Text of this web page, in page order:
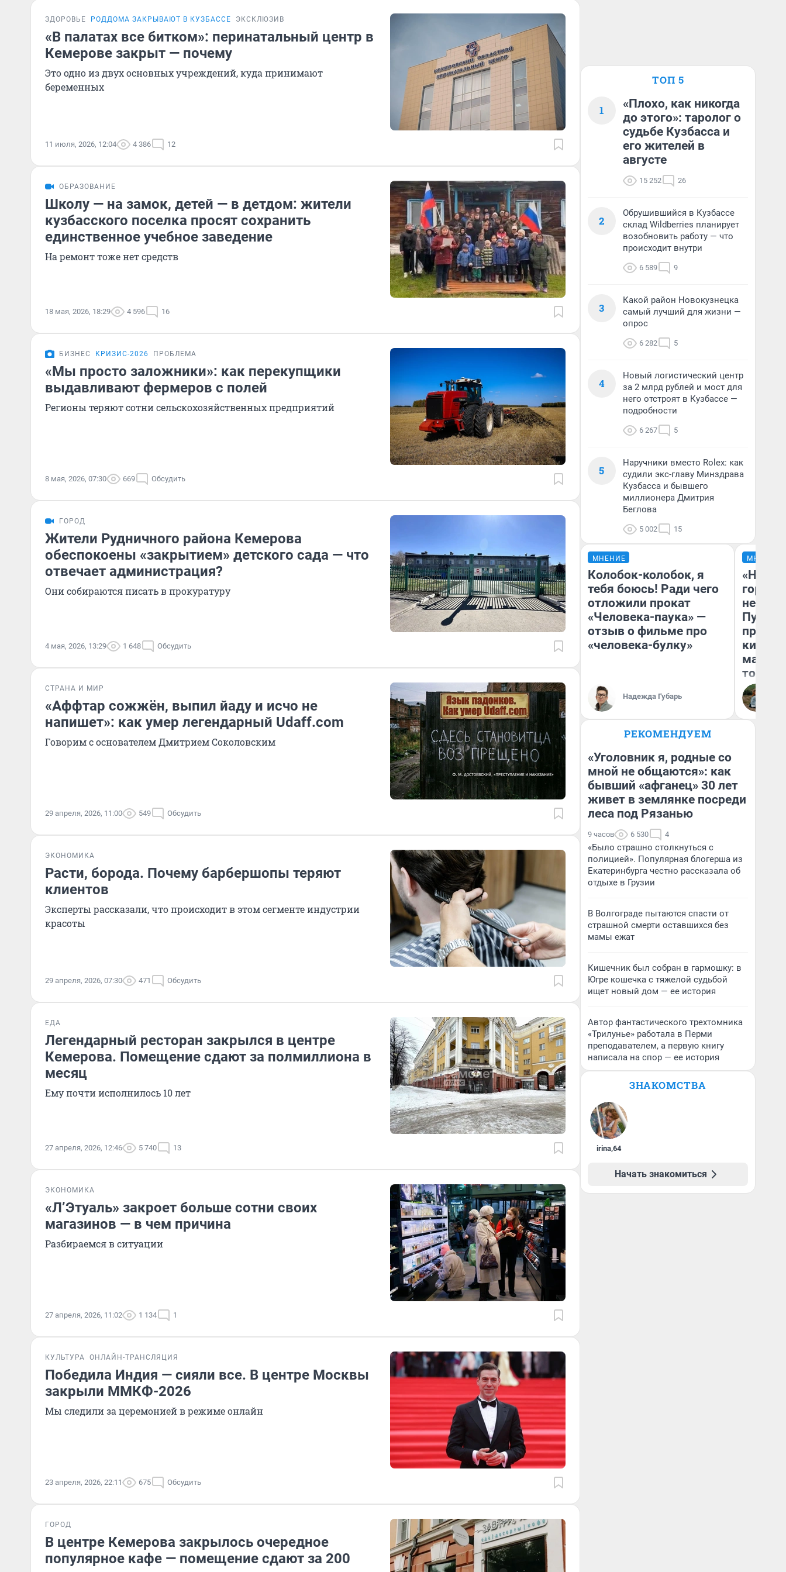
ЗДОРОВЬЕ РОДДОМА ЗАКРЫВАЮТ В КУЗБАССЕ ЭКСКЛЮЗИВ
«В палатах все битком»: перинатальный центр в
Кемерове закрыт — почему
Это одно из двух основных учреждений, куда принимают
беременных
11 июля, 2026, 12:04 4 386 12
ОБРАЗОВАНИЕ
Школу — на замок, детей — в детдом: жители
кузбасского поселка просят сохранить
единственное учебное заведение
На ремонт тоже нет средств
18 мая, 2026, 18:29 4 596 16
БИЗНЕС КРИЗИС-2026 ПРОБЛЕМА
«Мы просто заложники»: как перекупщики
выдавливают фермеров с полей
Регионы теряют сотни сельскохозяйственных предприятий
8 мая, 2026, 07:30 669 Обсудить
ГОРОД
Жители Рудничного района Кемерова
обеспокоены «закрытием» детского сада — что
отвечает администрация?
Они собираются писать в прокуратуру
4 мая, 2026, 13:29 1 648 Обсудить
СТРАНА И МИР
«Аффтар сожжён, выпил йаду и исчо не
напишет»: как умер легендарный Udaff.com
Говорим с основателем Дмитрием Соколовским
29 апреля, 2026, 11:00 549 Обсудить
ЭКОНОМИКА
Расти, борода. Почему барбершопы теряют
клиентов
Эксперты рассказали, что происходит в этом сегменте индустрии
красоты
29 апреля, 2026, 07:30 471 Обсудить
ЕДА
Легендарный ресторан закрылся в центре
Кемерова. Помещение сдают за полмиллиона в
месяц
Ему почти исполнилось 10 лет
27 апреля, 2026, 12:46 5 740 13
ЭКОНОМИКА
«Л’Этуаль» закроет больше сотни своих
магазинов — в чем причина
Разбираемся в ситуации
27 апреля, 2026, 11:02 1 134 1
КУЛЬТУРА ОНЛАЙН-ТРАНСЛЯЦИЯ
Победила Индия — сияли все. В центре Москвы
закрыли ММКФ-2026
Мы следили за церемонией в режиме онлайн
23 апреля, 2026, 22:11 675 Обсудить
ГОРОД
В центре Кемерова закрылось очередное
популярное кафе — помещение сдают за 200
ТОП 5
1
«Плохо, как никогда
до этого»: таролог о
судьбе Кузбасса и
его жителей в
августе
15 252 26
2
Обрушившийся в Кузбассе
склад Wildberries планирует
возобновить работу — что
происходит внутри
6 589 9
3
Какой район Новокузнецка
самый лучший для жизни —
опрос
6 282 5
4
Новый логистический центр
за 2 млрд рублей и мост для
него отстроят в Кузбассе —
подробности
6 267 5
5
Наручники вместо Rolex: как
судили экс-главу Минздрава
Кузбасса и бывшего
миллионера Дмитрия
Беглова
5 002 15
МНЕНИЕ
Колобок-колобок, я
тебя боюсь! Ради чего
отложили прокат
«Человека-паука» —
отзыв о фильме про
«человека-булку»
Надежда Губарь
МНЕНИЕ
«Нет
того
РЕКОМЕНДУЕМ
«Уголовник я, родные со
мной не общаются»: как
бывший «афганец» 30 лет
живет в землянке посреди
леса под Рязанью
9 часов 6 530 4
«Было страшно столкнуться с
полицией». Популярная блогерша из
Екатеринбурга честно рассказала об
отдыхе в Грузии
В Волгограде пытаются спасти от
страшной смерти оставшихся без
мамы ежат
Кишечник был собран в гармошку: в
Югре кошечка с тяжелой судьбой
ищет новый дом — ее история
Автор фантастического трехтомника
«Трилунье» работала в Перми
преподавателем, а первую книгу
написала на спор — ее история
ЗНАКОМСТВА
irina,64
Начать знакомиться